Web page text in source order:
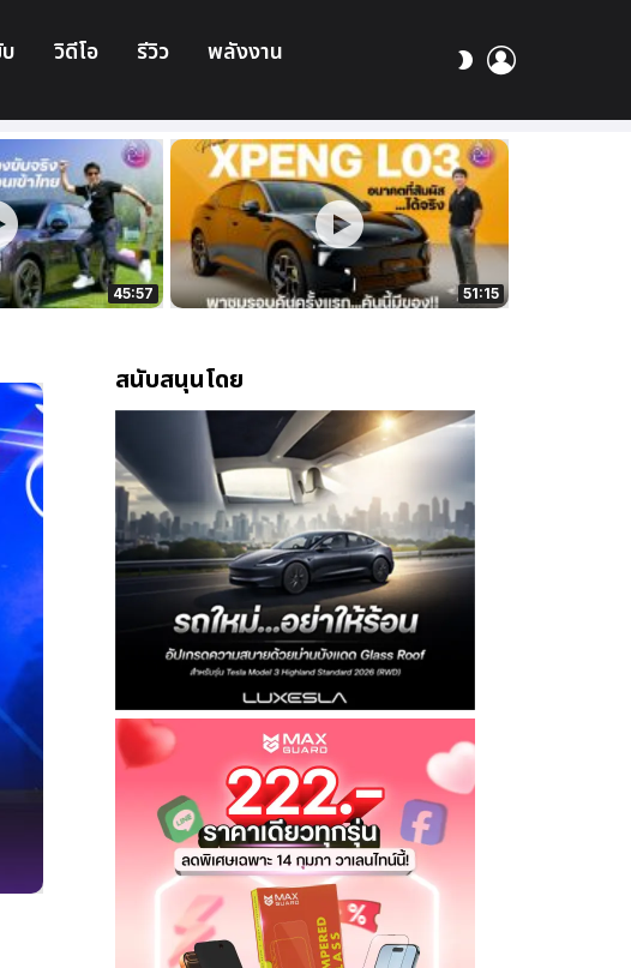
วิดีโอ รีวิว พลังงาน
สลับ
45:57 51:15
สนับสนุนโดย